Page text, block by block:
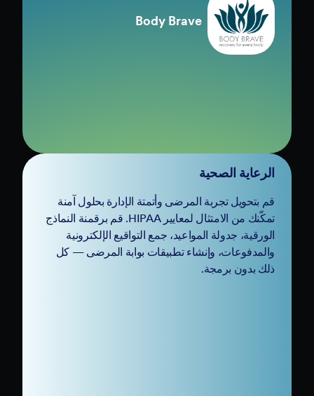
التعليم
قم بإدارة التسجيل والرحلات الميدانية والقبول والمزيد
بسهولة، مما يبسط المهام الإدارية للموظفين وأعضاء
اطلع على دراسة الحالة بالكامل